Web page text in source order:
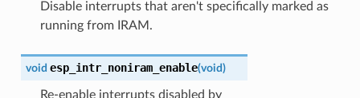
Disable interrupts that aren't specifically marked as
running from IRAM.
void esp_intr_noniram_enable(void)
Re-enable interrupts disabled by